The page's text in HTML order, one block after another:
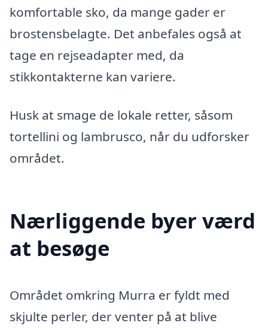
komfortable sko, da mange gader er
brostensbelagte. Det anbefales også at
tage en rejseadapter med, da
stikkontakterne kan variere.
Husk at smage de lokale retter, såsom
tortellini og lambrusco, når du udforsker
området.
Nærliggende byer værd
at besøge
Området omkring Murra er fyldt med
skjulte perler, der venter på at blive